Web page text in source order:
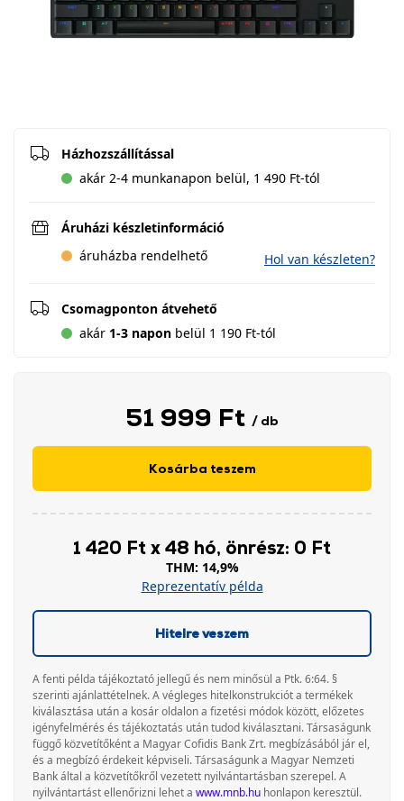
Házhozszállítással
akár 2-4 munkanapon belül, 1 490 Ft-tól
Áruházi készletinformáció
áruházba rendelhető
Hol van készleten?
Csomagponton átvehető
akár 1-3 napon belül 1 190 Ft-tól
51 999 Ft / db
Kosárba teszem
1 420 Ft x 48 hó, önrész: 0 Ft
THM: 14,9%
Reprezentatív példa
Hitelre veszem
A fenti példa tájékoztató jellegű és nem minősül a Ptk. 6:64. §
szerinti ajánlattételnek. A végleges hitelkonstrukciót a termékek
kiválasztása után a kosár oldalon a fizetési módok között, előzetes
igényfelmérés és tájékoztatás után tudod kiválasztani. Társaságunk
függő közvetítőként a Magyar Cofidis Bank Zrt. megbízásából jár el,
és a megbízó érdekeit képviseli. Társaságunk a Magyar Nemzeti
Bank által a közvetítőkről vezetett nyilvántartásban szerepel. A
nyilvántartást ellenőrizni lehet a www.mnb.hu honlapon keresztül.